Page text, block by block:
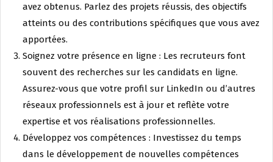
avez obtenus. Parlez des projets réussis, des objectifs
atteints ou des contributions spécifiques que vous avez
apportées.
Soignez votre présence en ligne : Les recruteurs font
souvent des recherches sur les candidats en ligne.
Assurez-vous que votre profil sur LinkedIn ou d’autres
réseaux professionnels est à jour et reflète votre
expertise et vos réalisations professionnelles.
Développez vos compétences : Investissez du temps
dans le développement de nouvelles compétences